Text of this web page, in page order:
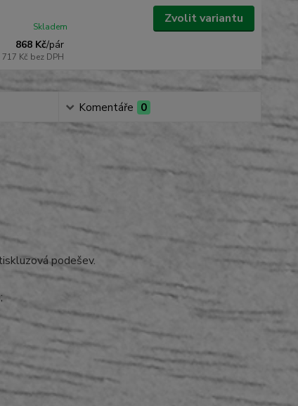
868 Kč/pár
717 Kč bez DPH
Skladem
Zvolit variantu
Komentáře 0
podešev.